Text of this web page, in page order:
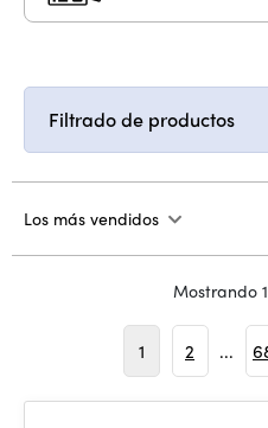
Filtrado de productos
Los más vendidos
Mostrando
1 2 ...